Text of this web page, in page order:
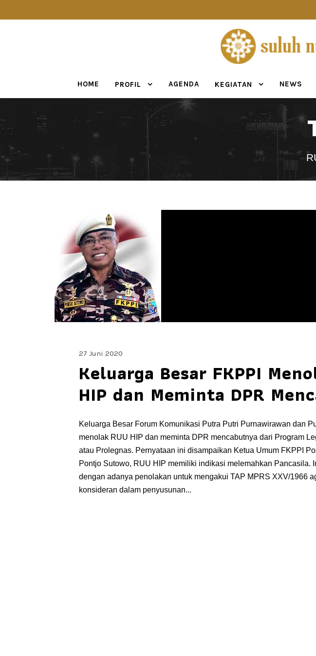
HOME PROFIL AGENDA KEGIATAN NEWS
27 Juni 2020
Keluarga Besar FKPPI
HIP dan Meminta DPR
Keluarga Besar Forum Komunikasi Putra Putri Purnawirawan dan
menolak RUU HIP dan meminta DPR mencabutnya dari Program
atau Prolegnas. Pernyataan ini disampaikan Ketua Umum FKPPI
Pontjo Sutowo, RUU HIP memiliki indikasi melemahkan Pancasila.
dengan adanya penolakan untuk mengakui TAP MPRS XXV/1966
konsideran dalam penyusunan...